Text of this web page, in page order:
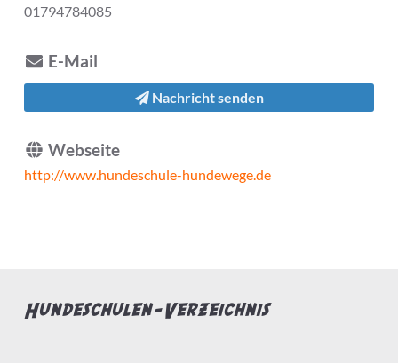
01794784085
E-Mail
Nachricht senden
Webseite
http://www.hundeschule-hundewege.de
Hundeschulen-Verzeichnis